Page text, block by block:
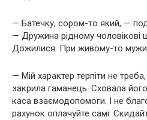
— Батечку, сором-то який, —
— Дружина рідному чоловікові
Дожилися. При живому-то
— Мій характер терпіти не
закрила гаманець. Сховала
каса взаємодопомоги. І не
рахунок оплачуйте самі.